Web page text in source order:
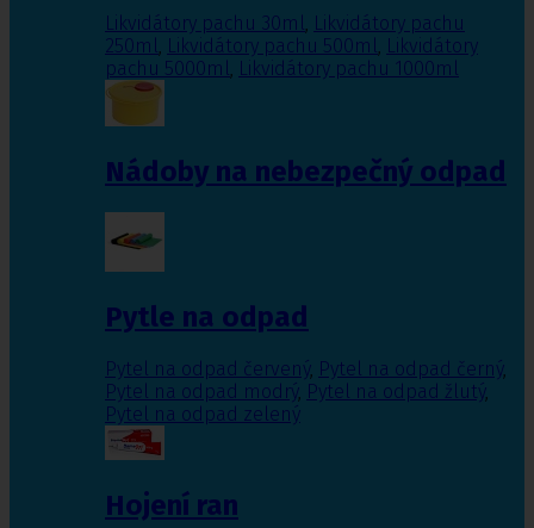
Likvidátory pachu 30ml, Likvidátory pachu
250ml, Likvidátory pachu 500ml, Likvidátory
pachu 5000ml, Likvidátory pachu 1000ml
Nádoby na nebezpečný odpad
Pytle na odpad
Pytel na odpad červený, Pytel na odpad černý,
Pytel na odpad modrý, Pytel na odpad žlutý,
Pytel na odpad zelený
Hojení ran